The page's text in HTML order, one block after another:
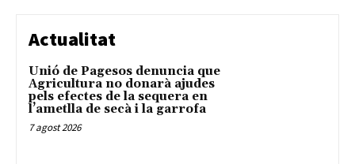
Actualitat
Unió de Pagesos denuncia que
Agricultura no donarà ajudes
pels efectes de la sequera en
l’ametlla de secà i la garrofa
7 agost 2026